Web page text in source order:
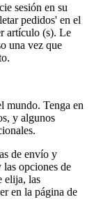
sesión en su
pedidos' en el
artículo (s). Le
una vez que
mundo. Tenga en
y algunos
de envío y
opciones de
elija, las
en la página de